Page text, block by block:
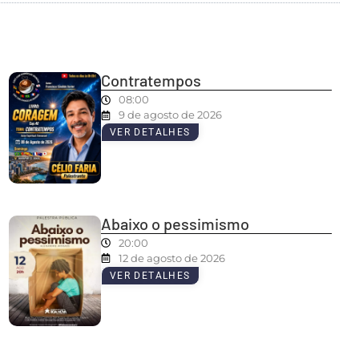
Contratempos
08:00
9 de agosto de 2026
VER DETALHES
Abaixo o pessimismo
20:00
12 de agosto de 2026
VER DETALHES